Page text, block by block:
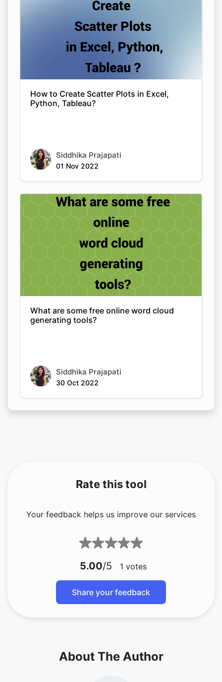
How to Create Scatter Plots in Excel,
Python, Tableau?
Siddhika Prajapati
01 Nov 2022
What are some free online word cloud
generating tools?
Siddhika Prajapati
30 Oct 2022
Rate this tool
Your feedback helps us improve our services
5.00/5 1 votes
Share your feedback
About The Author